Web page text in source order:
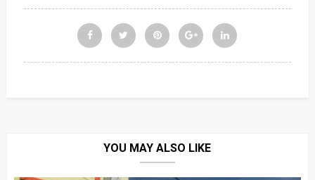
YOU MAY ALSO LIKE